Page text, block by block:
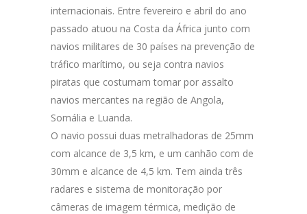
internacionais. Entre fevereiro e abril do ano
passado atuou na Costa da África junto com
navios militares de 30 países na prevenção de
tráfico marítimo, ou seja contra navios
piratas que costumam tomar por assalto
navios mercantes na região de Angola,
Somália e Luanda.
O navio possui duas metralhadoras de 25mm
com alcance de 3,5 km, e um canhão com de
30mm e alcance de 4,5 km. Tem ainda três
radares e sistema de monitoração por
câmeras de imagem térmica, medição de